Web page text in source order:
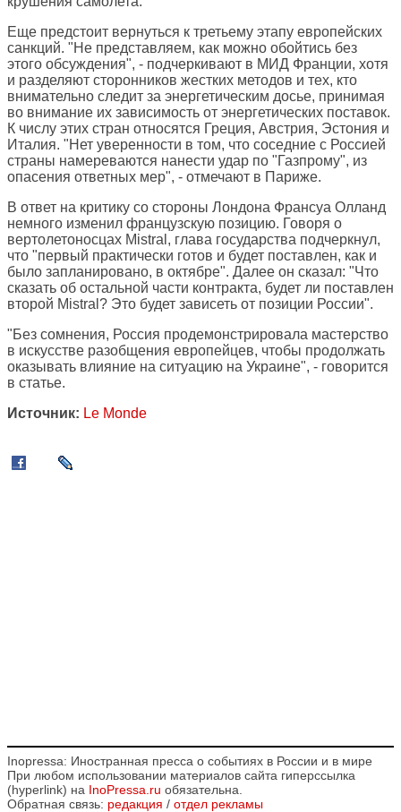
Еще предстоит вернуться к третьему этапу европейских
санкций. "Не представляем, как можно обойтись без
этого обсуждения", - подчеркивают в МИД Франции, хотя
и разделяют сторонников жестких методов и тех, кто
внимательно следит за энергетическим досье, принимая
во внимание их зависимость от энергетических поставок.
К числу этих стран относятся Греция, Австрия, Эстония и
Италия. "Нет уверенности в том, что соседние с Россией
страны намереваются нанести удар по "Газпрому", из
опасения ответных мер", - отмечают в Париже.
В ответ на критику со стороны Лондона Франсуа Олланд
немного изменил французскую позицию. Говоря о
вертолетоносцах Mistral, глава государства подчеркнул,
что "первый практически готов и будет поставлен, как и
было запланировано, в октябре". Далее он сказал: "Что
сказать об остальной части контракта, будет ли поставлен
второй Mistral? Это будет зависеть от позиции России".
"Без сомнения, Россия продемонстрировала мастерство
в искусстве разобщения европейцев, чтобы продолжать
оказывать влияние на ситуацию на Украине", - говорится
в статье.
Источник: Le Monde
Inopressa: Иностранная пресса о событиях в России и в мире
При любом использовании материалов сайта гиперссылка
(hyperlink) на InoPressa.ru обязательна.
Обратная связь: редакция / отдел рекламы